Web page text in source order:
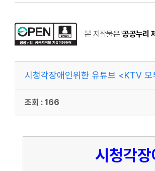
본 저작물은 '공공누리
시청각장애인위한 유튜브 <KTV 모
조회 : 166
시청각